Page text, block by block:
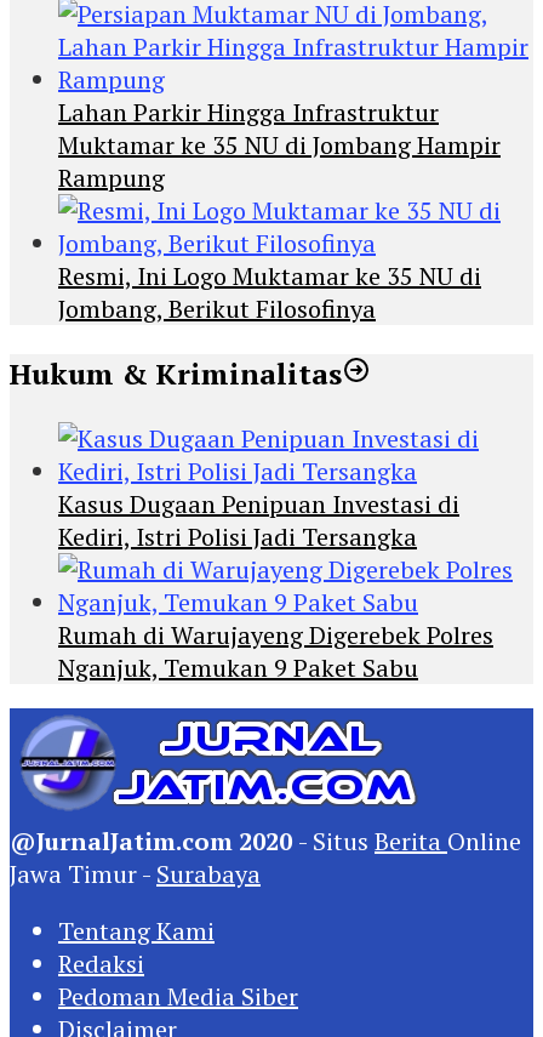
Lahan Parkir Hingga Infrastruktur
Muktamar ke 35 NU di Jombang Hampir
Rampung
Resmi, Ini Logo Muktamar ke 35 NU di
Jombang, Berikut Filosofinya
Hukum & Kriminalitas
Kasus Dugaan Penipuan Investasi di
Kediri, Istri Polisi Jadi Tersangka
Rumah di Warujayeng Digerebek Polres
Nganjuk, Temukan 9 Paket Sabu
@JurnalJatim.com 2020 - Situs Berita Online
Jawa Timur - Surabaya
Tentang Kami
Redaksi
Pedoman Media Siber
Disclaimer